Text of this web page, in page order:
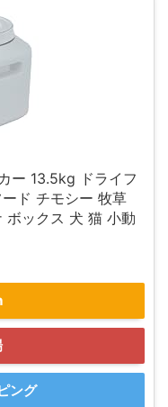
ー 13.5kg ドライフ
ド チモシー 牧草
ボックス 犬 猫 小動
ング